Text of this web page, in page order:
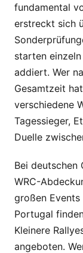
fundamental
erstreckt sich
starten
addiert. Wer
Gesamtzeit
verschiedene
Tagessieger,
Duelle
Bei deutschen
WRC-
großen
Portugal
Kleinere
angeboten.